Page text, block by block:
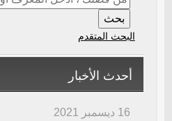
البحث المتقدم
أحدث الأخبار
16 ديسمبر 2021